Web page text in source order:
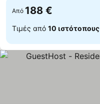
Από 188 €
Τιμές από 10 ιστότοπους